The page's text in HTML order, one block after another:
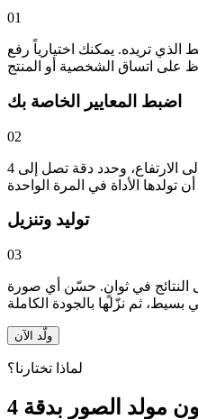
01
تريده. يمكنك اختيارياً رفع
اضبط المعايير الخاصة بك
02
اختر نسبة العرض إلى الارتفاع، وحدد دقة تصل إلى 4K، واضبط عدد
توليد وتنزيل
03
النتائج في ثوانٍ. حسّن أي صورة
ولّد الآن
لماذا تختارنا؟
لماذا يختار المبدعون مولد الصور بدقة 4K